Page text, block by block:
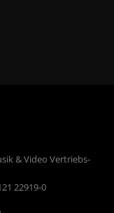
& Video Vertriebs-
22919-0